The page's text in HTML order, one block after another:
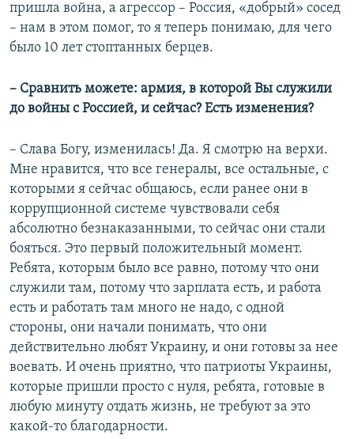
пришла война, а агрессор – Россия, «добрый» сосед
– нам в этом помог, то я теперь понимаю, для чего
было 10 лет стоптанных берцев.
– Сравнить можете: армия, в которой Вы служили
до войны с Россией, и сейчас? Есть изменения?
– Слава Богу, изменилась! Да. Я смотрю на верхи.
Мне нравится, что все генералы, все остальные, с
которыми я сейчас общаюсь, если ранее они в
коррупционной системе чувствовали себя
абсолютно безнаказанными, то сейчас они стали
бояться. Это первый положительный момент.
Ребята, которым было все равно, потому что они
служили там, потому что зарплата есть, и работа
есть и работать там много не надо, с одной
стороны, они начали понимать, что они
действительно любят Украину, и они готовы за нее
воевать. И очень приятно, что патриоты Украины,
которые пришли просто с нуля, ребята, готовые в
любую минуту отдать жизнь, не требуют за это
какой-то благодарности.